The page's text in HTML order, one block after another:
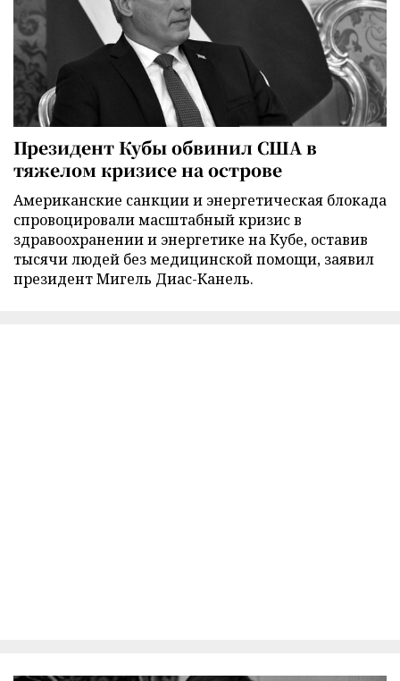
Президент Кубы обвинил США в
тяжелом кризисе на острове
Американские санкции и энергетическая блокада
спровоцировали масштабный кризис в
здравоохранении и энергетике на Кубе, оставив
тысячи людей без медицинской помощи, заявил
президент Мигель Диас-Канель.